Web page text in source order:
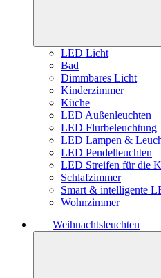
LED Licht
Bad
Dimmbares Licht
Kinderzimmer
Küche
LED Außenleuchten
LED Flurbeleuchtung
LED Lampen &
LED Pendelleuchten
LED Streifen für die
Schlafzimmer
Smart & intelligente
Wohnzimmer
Weihnachtsleuchten